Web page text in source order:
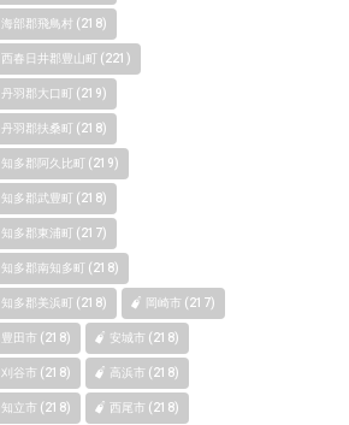
海部郡飛鳥村 (218)
西春日井郡豊山町 (221)
丹羽郡大口町 (219)
丹羽郡扶桑町 (218)
知多郡阿久比町 (219)
知多郡武豊町 (218)
知多郡東浦町 (217)
知多郡南知多町 (218)
知多郡美浜町 (218) 岡崎市 (217)
豊田市 (218) 安城市 (218)
刈谷市 (218) 高浜市 (218)
知立市 (218) 西尾市 (218)